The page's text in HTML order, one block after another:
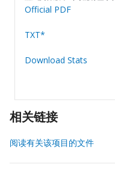
Official PDF
TXT*
Download Stats
相关链接
阅读有关该项目的文件